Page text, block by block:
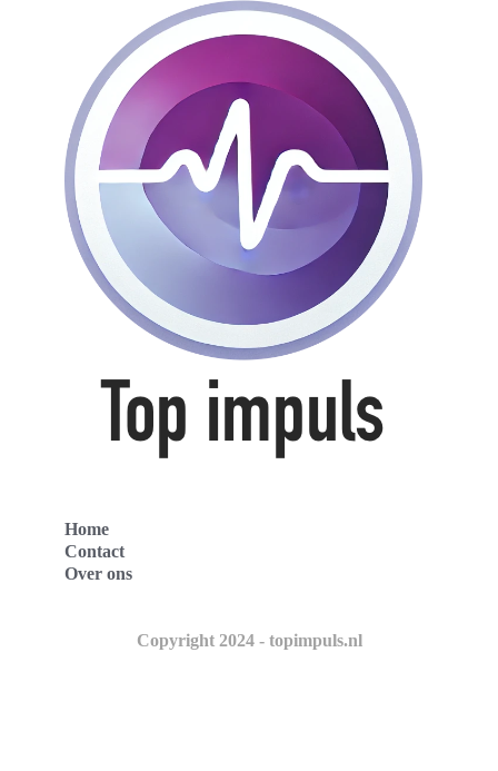
Home
Contact
Over ons
Copyright 2024 - topimpuls.nl